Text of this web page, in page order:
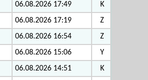
06.08.2026 17:49
K
06.08.2026 17:19
Z
06.08.2026 16:54
Z
06.08.2026 15:06
Y
06.08.2026 14:51
K